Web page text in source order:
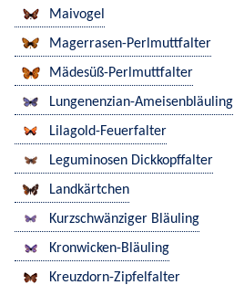
Maivogel
Magerrasen-Perlmuttfalter
Mädesüß-Perlmuttfalter
Lungenenzian-Ameisenbläuling
Lilagold-Feuerfalter
Leguminosen Dickkopffalter
Landkärtchen
Kurzschwänziger Bläuling
Kronwicken-Bläuling
Kreuzdorn-Zipfelfalter